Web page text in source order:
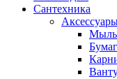
Сантехника